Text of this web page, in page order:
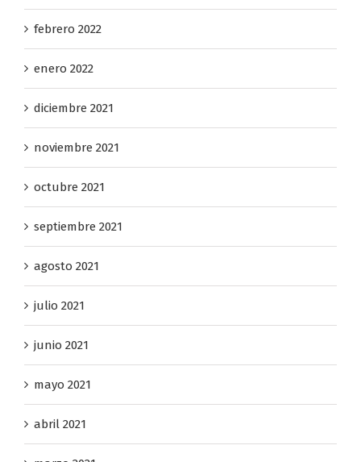
febrero 2022
enero 2022
diciembre 2021
noviembre 2021
octubre 2021
septiembre 2021
agosto 2021
julio 2021
junio 2021
mayo 2021
abril 2021